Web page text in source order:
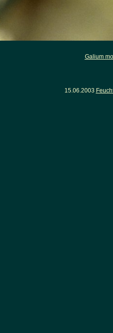
Galium
15.06.2003